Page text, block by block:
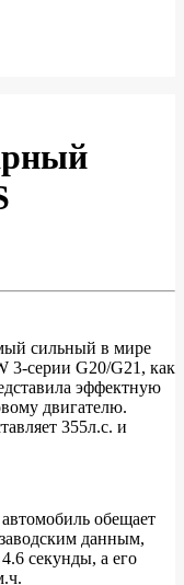
сильный в мире
3-серии G20/G21, как
эффектную
двигателю.
355л.с. и
обещает
данным,
4.6 секунды, а его